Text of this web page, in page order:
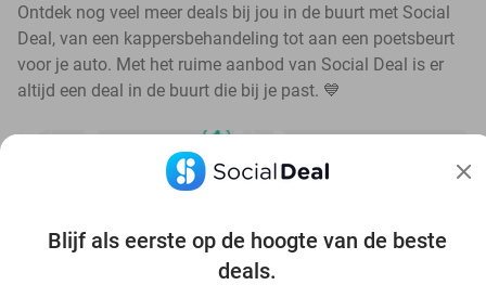
Blijf als eerste op de hoogte van de beste
deals.
Ontdek nog veel meer deals bij jou in de buurt met Social
Deal, van een kappersbehandeling tot aan een poetsbeurt
voor je auto. Met het ruime aanbod van Social Deal is er
altijd een deal in de buurt die bij je past. 💙
Ontdek de beste deals bij jou in de buurt